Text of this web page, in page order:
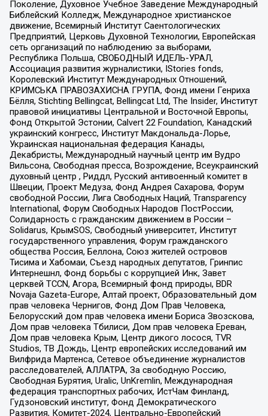
Поколение, Духовное Учебное Заведение Международный
Библейский Колледж, Международное христианское
движение, Всемирный Институт Саентологических
Предприятий, Церковь Духовной Технологии, Европейская
сеть организаций по наблюдению за выборами,
Республика Польша, СВОБОДНЫЙ ИДЕЛЬ-УРАЛ,
Ассоциация развития журналистики, IStories fonds,
Королевский Институт Международных Отношений,
КРИМСЬКА ПРАВОЗАХИСНА ГРУПА, Фонд имени Генриха
Бёлля, Stichting Bellingcat, Bellingcat Ltd, The Insider, Институт
правовой инициативы Центральной и Восточной Европы,
Фонд Открытой Эстонии, Calvert 22 Foundation, Канадский
украинский конгресс, Институт Макдональда-Лорье,
Украинская национальная федерация Канады,
Декабристы, Международный научный центр им Вудро
Вильсона, Свободная пресса, Возрождение, Всеукраинский
духовный центр , Риддл, Русский антивоенный комитет в
Швеции, Проект Медуза, Фонд Андрея Сахарова, Форум
свободной России, Лига Свободных Наций, Transparеncy
International, Форум Свободных Народов ПостРоссии,
Солидарность с гражданским движением в России –
Solidarus, КрымSOS, Свободный университет, Институт
государственного управления, Форум гражданского
общества Россия, Беллона, Союз жителей островов
Тисима и Хабомаи, Съезд народных депутатов, Гринпис
Интернешнл, Фонд борьбы с коррупцией Инк, Завет
церквей TCCN, Агора, Всемирный фонд природы, BDR
Novaja Gazeta-Europe, Алтай проект, Образовательный дом
прав человека Чернигов, Фонд Дом Прав Человека,
Белорусский дом прав человека имени Бориса Звозскова,
Дом прав человека Тбилиси, Дом прав человека Ереван,
Дом прав человека Крым, Центр дикого лосося, TVR
Studios, ТВ Дождь, Центр европейских исследований им
Вилфрида Мартенса, Сетевое объединение журналистов
расследователей, АЛЛАТРА, За свободную Россию,
Свободная Бурятия, Uralic, UnKremlin, Международная
федерация транспортных рабочих, ИстЧам Финланд,
Гудзоновский институт, Фонд Демократического
Развития, Комитет-2024, Центрально-Европейский